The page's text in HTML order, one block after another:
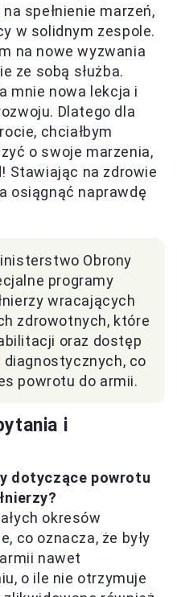
spełnienie marzeń,
w solidnym zespole.
na nowe wyzwania
ze sobą służba.
mnie nowa lekcja i
Dlatego dla
chciałbym
o swoje marzenia,
Stawiając na zdrowie
osiągnąć naprawdę
Obrony
programy
wracających
zdrowotnych, które
oraz dostęp
co
powrotu do armii.
i
dotyczące powrotu
okresów
co oznacza, że były
nawet
o ile nie otrzymuje